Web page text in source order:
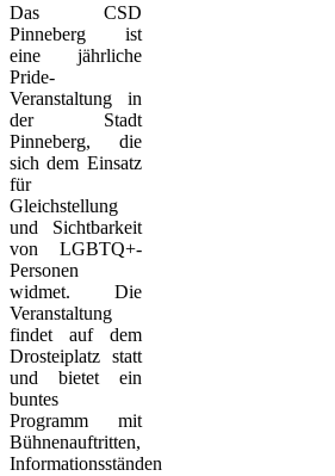
Das CSD
Pinneberg ist
eine jährliche
Pride-
Veranstaltung in
der Stadt
Pinneberg, die
sich dem Einsatz
für
Gleichstellung
und Sichtbarkeit
von LGBTQ+-
Personen
widmet. Die
Veranstaltung
findet auf dem
Drosteiplatz statt
und bietet ein
buntes
Programm mit
Bühnenauftritten,
Informationsständen